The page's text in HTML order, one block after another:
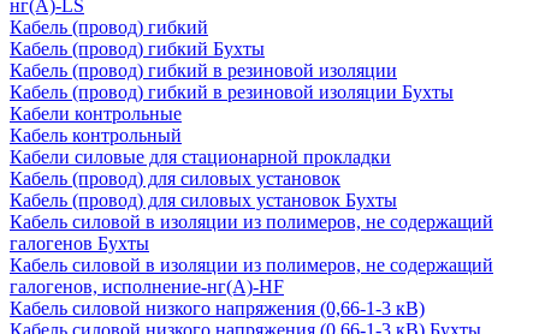
нг(А)-LS
Кабель (провод) гибкий
Кабель (провод) гибкий Бухты
Кабель (провод) гибкий в резиновой изоляции
Кабель (провод) гибкий в резиновой изоляции Бухты
Кабели контрольные
Кабель контрольный
Кабели силовые для стационарной прокладки
Кабель (провод) для силовых установок
Кабель (провод) для силовых установок Бухты
Кабель силовой в изоляции из полимеров, не содержащий
галогенов Бухты
Кабель силовой в изоляции из полимеров, не содержащий
галогенов, исполнение-нг(А)-HF
Кабель силовой низкого напряжения (0,66-1-3 кВ)
Кабель силовой низкого напряжения (0,66-1-3 кВ) Бухты